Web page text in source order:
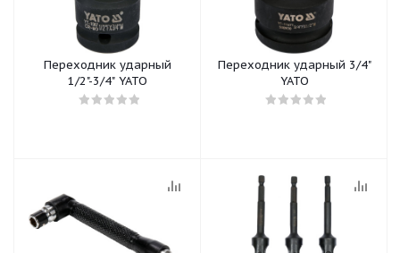
Переходник ударный
1/2"-3/4" YATO
Переходник ударный 3/4"
YATO